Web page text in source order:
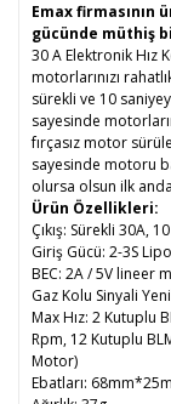
Emax firmasının
gücünde müthiş
30 A Elektronik Hız
motorlarınızı
sürekli ve 10
sayesinde
fırçasız motor
sayesinde motoru
olursa olsun ilk
Ürün Özellikleri:
Çıkış: Sürekli 30A,
Giriş Gücü: 2-3S
BEC: 2A / 5V lineer
Gaz Kolu Sinyali
Max Hız: 2 Kutuplu
Rpm, 12 Kutuplu
Motor)
Ebatları: